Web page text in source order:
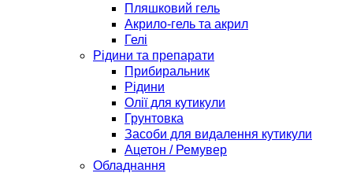
Пляшковий гель
Акрило-гель та акрил
Гелі
Рідини та препарати
Прибиральник
Рідини
Олії для кутикули
Грунтовка
Засоби для видалення кутикули
Ацетон / Ремувер
Обладнання